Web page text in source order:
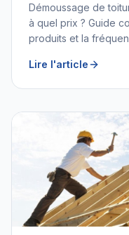
Démoussage de
à quel prix ? Guide
produits et la
Lire l'article